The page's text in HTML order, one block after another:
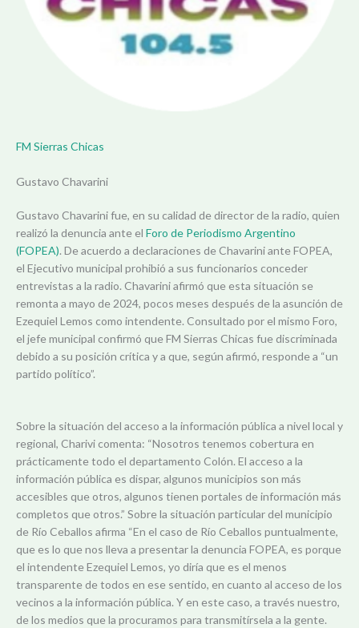
FM Sierras Chicas
Gustavo Chavarini
Gustavo Chavarini fue, en su calidad de director de la radio, quien
realizó la denuncia ante el Foro de Periodismo Argentino
(FOPEA). De acuerdo a declaraciones de Chavarini ante FOPEA,
el Ejecutivo municipal prohibió a sus funcionarios conceder
entrevistas a la radio. Chavarini afirmó que esta situación se
remonta a mayo de 2024, pocos meses después de la asunción de
Ezequiel Lemos como intendente. Consultado por el mismo Foro,
el jefe municipal confirmó que FM Sierras Chicas fue discriminada
debido a su posición crítica y a que, según afirmó, responde a “un
partido político”.
Sobre la situación del acceso a la información pública a nivel local y
regional, Charivi comenta: “Nosotros tenemos cobertura en
prácticamente todo el departamento Colón. El acceso a la
información pública es dispar, algunos municipios son más
accesibles que otros, algunos tienen portales de información más
completos que otros.” Sobre la situación particular del municipio
de Río Ceballos afirma “En el caso de Río Ceballos puntualmente,
que es lo que nos lleva a presentar la denuncia FOPEA, es porque
el intendente Ezequiel Lemos, yo diría que es el menos
transparente de todos en ese sentido, en cuanto al acceso de los
vecinos a la información pública. Y en este caso, a través nuestro,
de los medios que la procuramos para transmitírsela a la gente.